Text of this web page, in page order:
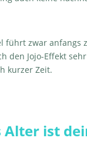
führt zwar anfangs
den Jojo-Effekt
kurzer Zeit.
Alter ist